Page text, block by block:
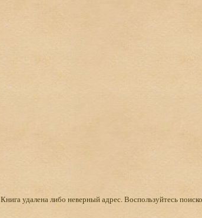
Книга удалена либо неверный адрес. Воспользуйтесь